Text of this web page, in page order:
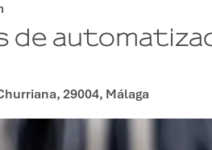
de
29004, Málaga